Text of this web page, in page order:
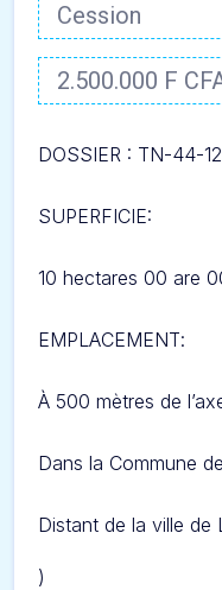
Cession
2.500.000 F
DOSSIER : TN-44-
SUPERFICIE:
10 hectares 00 are
EMPLACEMENT:
À 500 mètres de
Dans la Commune
Distant de la ville de
)